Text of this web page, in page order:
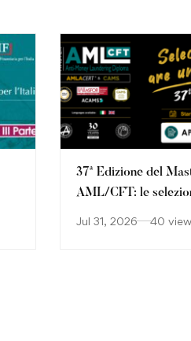
37ª Edizione del
AML/CFT: le
Jul 31, 2026 40